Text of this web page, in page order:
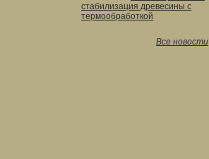
стабилизация древесины с
термообработкой
Все новости